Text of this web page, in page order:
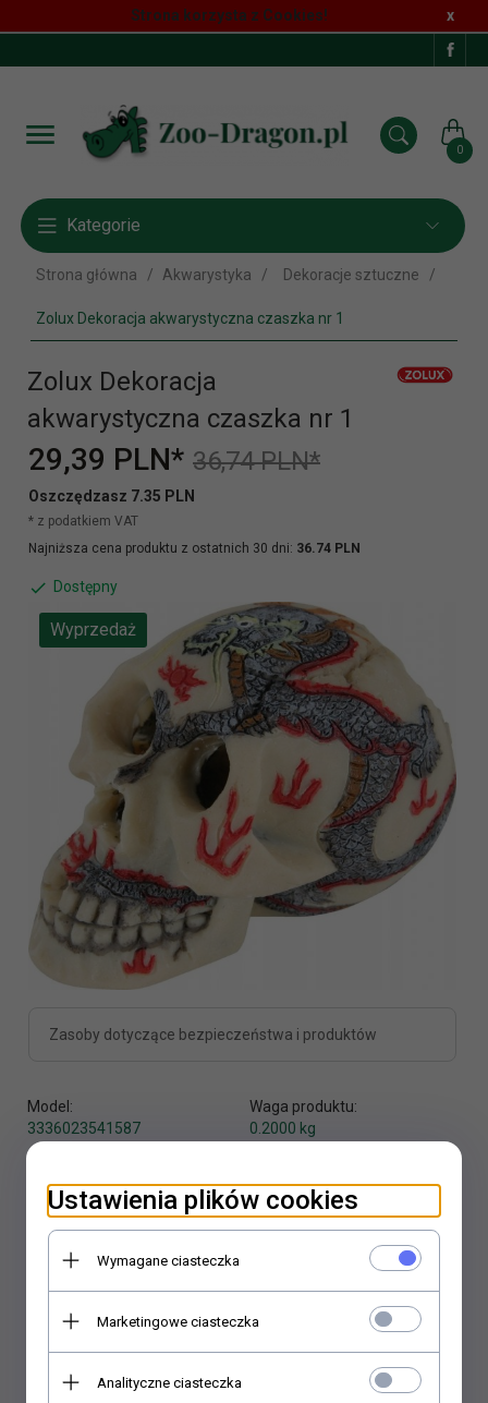
Strona korzysta z Cookies! x
0
Kategorie
Strona główna Akwarystyka Dekoracje sztuczne
Zolux Dekoracja akwarystyczna czaszka nr 1
Zolux Dekoracja
akwarystyczna czaszka nr 1
29,39 PLN* 36,74 PLN*
Oszczędzasz 7.35 PLN
* z podatkiem VAT
Najniższa cena produktu z ostatnich 30 dni: 36.74 PLN
Dostępny
Wyprzedaż
Zasoby dotyczące bezpieczeństwa i produktów
Model:
3336023541587
Waga produktu:
0.2000 kg
24 godzin
Producent:
Ustawienia plików cookies
Wymagane ciasteczka
Marketingowe ciasteczka
Analityczne ciasteczka